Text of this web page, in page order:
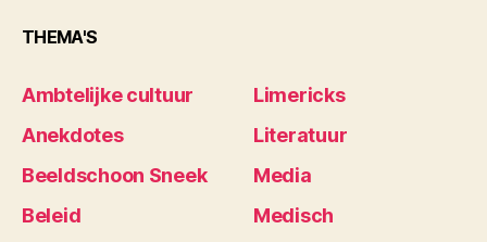
THEMA'S
Ambtelijke cultuur
Anekdotes
Beeldschoon Sneek
Beleid
Limericks
Literatuur
Media
Medisch